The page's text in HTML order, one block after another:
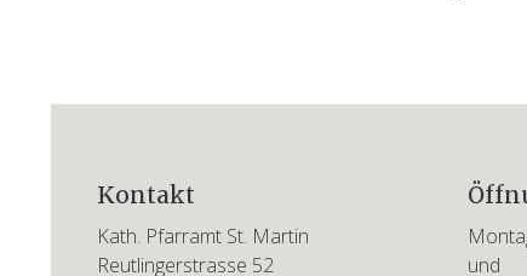
Kontakt
Kath. Pfarramt St. Martin
Reutlingerstrasse 52
und